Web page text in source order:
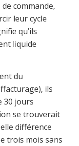
commande,
leur cycle
qu’ils
liquide
du
ils
30 jours
se trouverait
différence
trois mois sans